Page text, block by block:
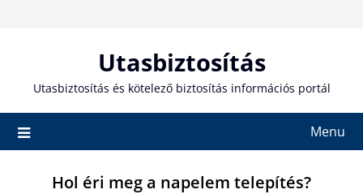
Utasbiztosítás
Utasbiztosítás és kötelező biztosítás információs portál
Menu
Hol éri meg a napelem telepítés?